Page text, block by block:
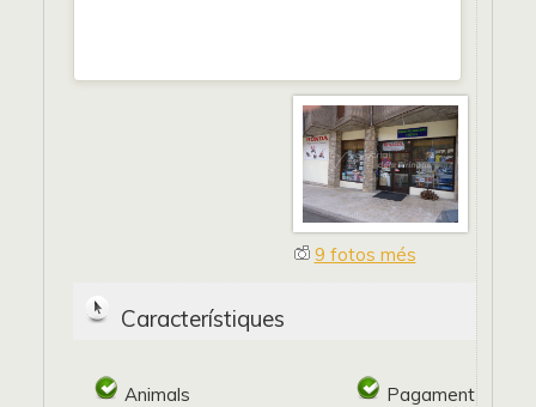
9 fotos més
Característiques
Animals Pagament